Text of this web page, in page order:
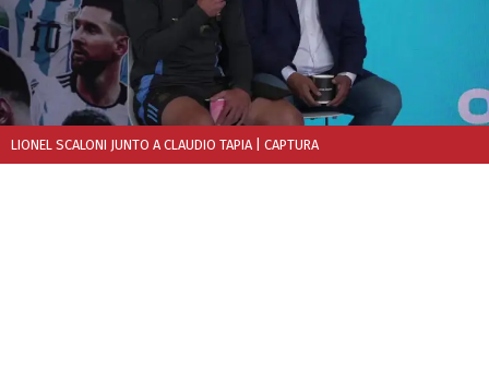
LIONEL SCALONI JUNTO A CLAUDIO TAPIA | CAPTURA